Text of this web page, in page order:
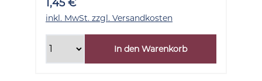
1,45 €
inkl. MwSt. zzgl. Versandkosten
In den Warenkorb